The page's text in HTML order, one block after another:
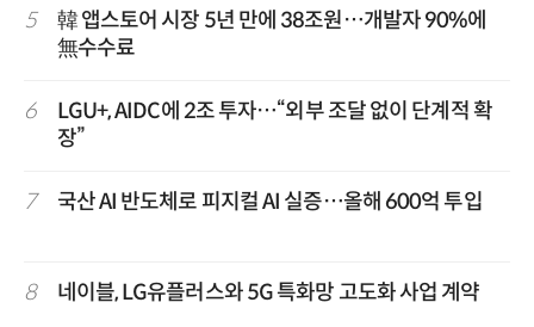
5
韓 앱스토어 시장 5년 만에 38조원…개발자 90%에
無수수료
6
LGU+, AIDC에 2조 투자…“외부 조달 없이 단계적 확
장”
7 국산 AI 반도체로 피지컬 AI 실증…올해 600억 투입
8 네이블, LG유플러스와 5G 특화망 고도화 사업 계약